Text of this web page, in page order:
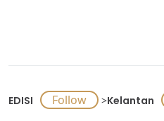
EDISI >Kelantan